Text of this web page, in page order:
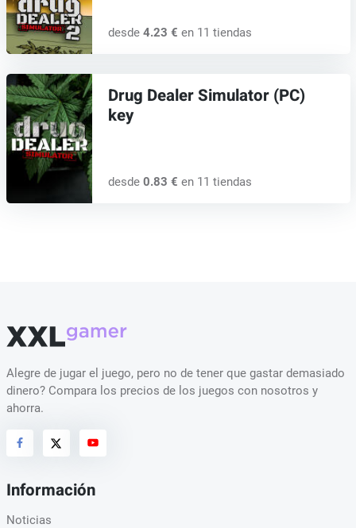
desde 4.23 € en 11 tiendas
Drug Dealer Simulator (PC)
key
desde 0.83 € en 11 tiendas
Alegre de jugar el juego, pero no de tener que gastar demasiado
dinero? Compara los precios de los juegos con nosotros y
ahorra.
Información
Noticias